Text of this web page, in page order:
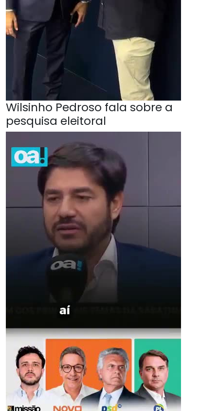
Wilsinho Pedroso fala sobre a
pesquisa eleitoral